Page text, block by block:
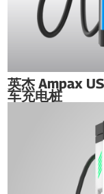
英杰 Ampax
车充电桩